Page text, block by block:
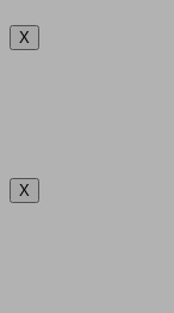
X
X